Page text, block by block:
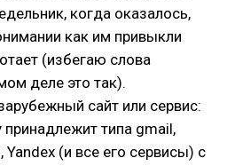
когда оказалось,
как им привыкли
(избегаю слова
деле это так).
сайт или сервис:
типа gmail,
(и все его сервисы) с